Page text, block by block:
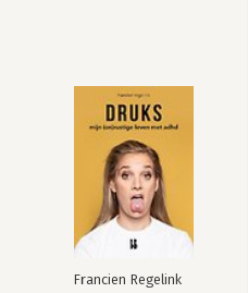
Francien Regelink